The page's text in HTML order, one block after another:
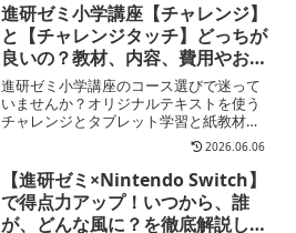
進研ゼミ小学講座【チャレンジ】
と【チャレンジタッチ】どっちが
良いの？教材、内容、費用やおす
すめタイプを徹底比較
進研ゼミ小学講座のコース選びで迷って
いませんか？オリジナルテキストを使う
チャレンジとタブレット学習と紙教材の
併用のチャレンジタッチのどっちにする
か…、おすすめタイプと詳しい違いを比
較検証しています。
2026.06.06
【進研ゼミ×Nintendo Switch】
で得点力アップ！いつから、誰
が、どんな風に？を徹底解説しま